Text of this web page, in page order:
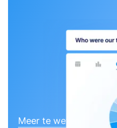
Meer te weten komen